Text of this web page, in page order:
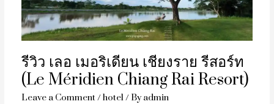
รีวิว เลอ เมอริเดียน เชียงราย รีสอร์ท
(Le Méridien Chiang Rai Resort)
Leave a Comment/hotel/ Byadmin
Méridien
Chiang
Rai